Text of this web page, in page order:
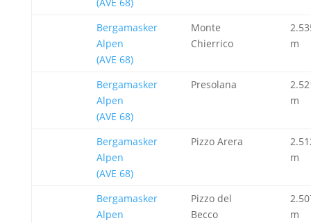
Bergamasker
Alpen
(AVE 68)
Monte
Chierrico
m
Bergamasker
Alpen
(AVE 68)
Presolana
m
Bergamasker
Alpen
(AVE 68)
Pizzo Arera
m
Bergamasker
Alpen
Pizzo del
Becco
m